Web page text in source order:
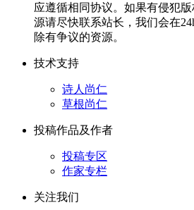
应遵循相同协议。如果有侵犯版
源请尽快联系站长，我们会在
除有争议的资源。
技术支持
诗人尚仁
草根尚仁
投稿作品及作者
投稿专区
作家专栏
关注我们